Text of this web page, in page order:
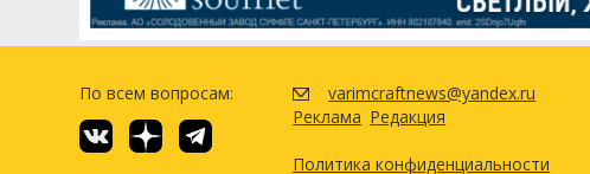
Другие ингредиенты
Молочная кислота
По всем вопросам:
varimcraftnews@yandex.ru
Реклама Редакция
Политика конфиденциальности